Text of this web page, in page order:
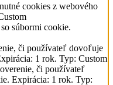
cookies z webového
súbormi cookie.
či používateľ dovoľuje
1 rok. Typ: Custom
či používateľ
Expirácia: 1 rok. Typ: